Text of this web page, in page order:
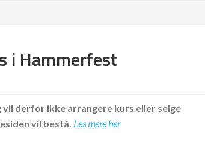
i Hammerfest
vil derfor ikke arrangere kurs eller selge
vil bestå. Les mere her